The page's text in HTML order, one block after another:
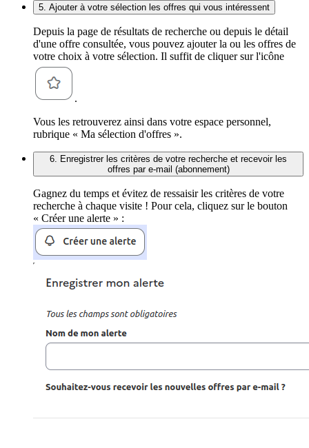
5. Ajouter à votre sélection les offres qui vous intéressent
Depuis la page de résultats de recherche ou depuis le détail
d'une offre consultée, vous pouvez ajouter la ou les offres de
votre choix à votre sélection. Il suffit de cliquer sur l'icône
.
Vous les retrouverez ainsi dans votre espace personnel,
rubrique « Ma sélection d'offres ».
6. Enregistrer les critères de votre recherche et recevoir les
offres par e-mail (abonnement)
Gagnez du temps et évitez de ressaisir les critères de votre
recherche à chaque visite ! Pour cela, cliquez sur le bouton
« Créer une alerte » :